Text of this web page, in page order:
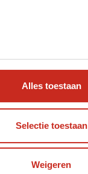
Alles toestaan
Selectie toestaan
Weigeren